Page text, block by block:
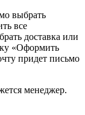
выбрать
все
доставка или
«Оформить
придет письмо
менеджер.